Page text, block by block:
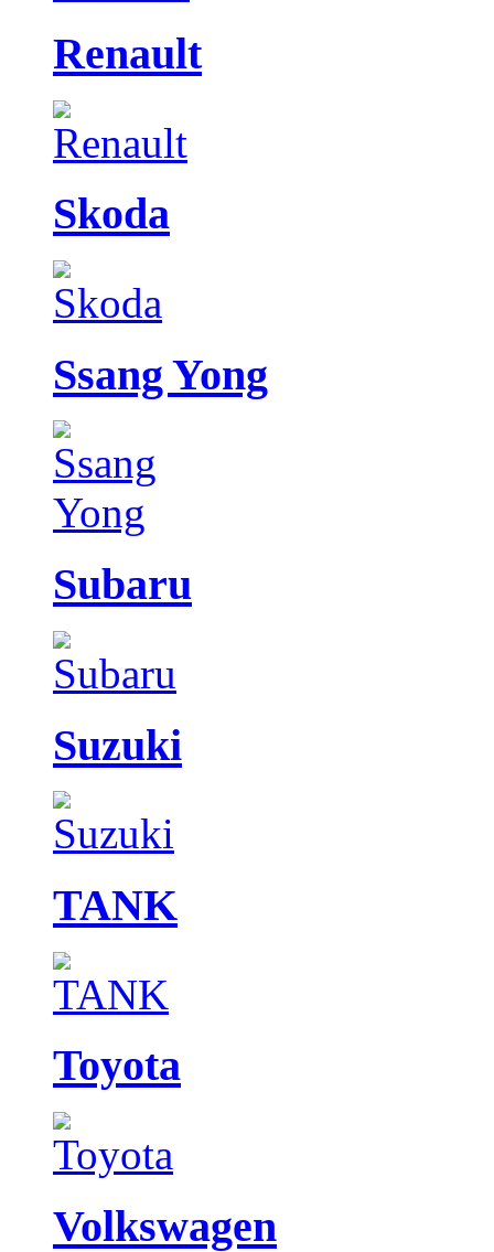
Renault
Skoda
Ssang Yong
Subaru
Suzuki
TANK
Toyota
Volkswagen